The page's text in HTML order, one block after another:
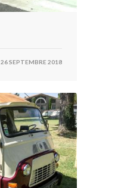
26 SEPTEMBRE 2018